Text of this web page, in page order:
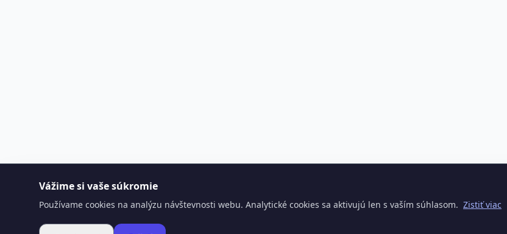
Vážime si vaše súkromie
Používame cookies na analýzu návštevnosti webu. Analytické cookies sa aktivujú len s vaším súhlasom. Zistiť viac